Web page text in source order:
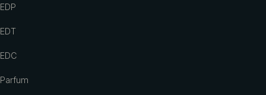
EDP
EDT
EDC
Parfum